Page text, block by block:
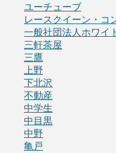
ユーチューブ
レースクイーン・コ
一般社団法人ホワイ
三軒茶屋
三鷹
上野
下北沢
不動産
中学生
中目黒
中野
亀戸